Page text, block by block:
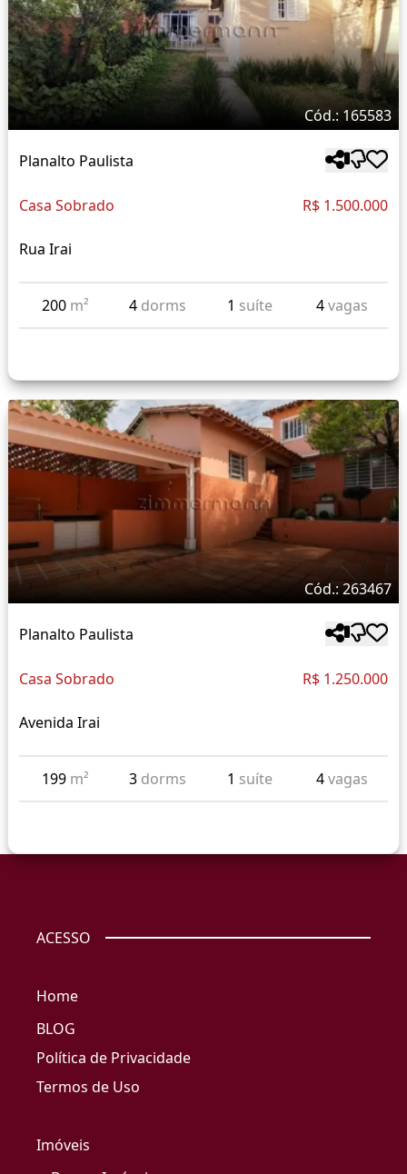
Cód.: 165583
Planalto Paulista
Casa Sobrado R$ 1.500.000
Rua Irai
200 m² 4 dorms 1 suíte 4vagas
Cód.: 263467
Planalto Paulista
Casa Sobrado R$ 1.250.000
Avenida Irai
199 m² 3 dorms 1 suíte 4vagas
ACESSO
Home
BLOG
Política de Privacidade
Termos de Uso
Imóveis